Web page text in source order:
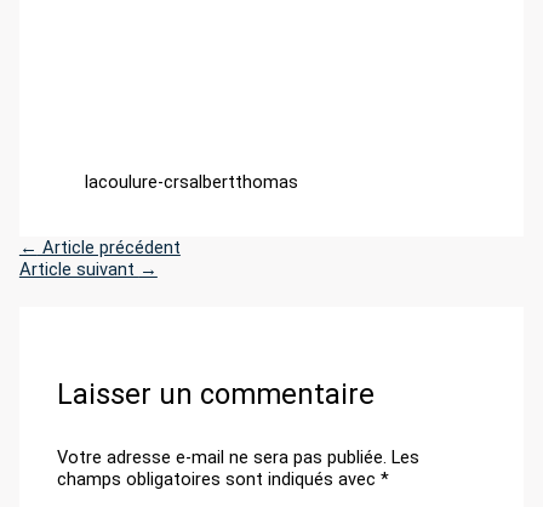
lacoulure-crsalbertthomas
← Article précédent
Article suivant →
Laisser un commentaire
Votre adresse e-mail ne sera pas publiée. Les
champs obligatoires sont indiqués avec*